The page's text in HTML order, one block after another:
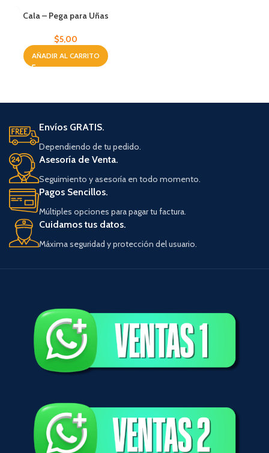
Cala – Pega para Uñas
$5,00
AÑADIR AL CARRITO
Envíos GRATIS.
Dependiendo de tu pedido.
Asesoría de Venta.
Seguimiento y asesoría en todo momento.
Pagos Sencillos.
Múltiples opciones para pagar tu factura.
Cuidamos tus datos.
Máxima seguridad y protección del usuario.